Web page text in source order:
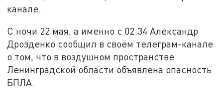
канале.
С ночи 22 мая, а именно с 02:34 Александр
Дрозденко сообщил в своём телеграм-канале
о том, что в воздушном пространстве
Ленинградской области объявлена опасность
БПЛА.